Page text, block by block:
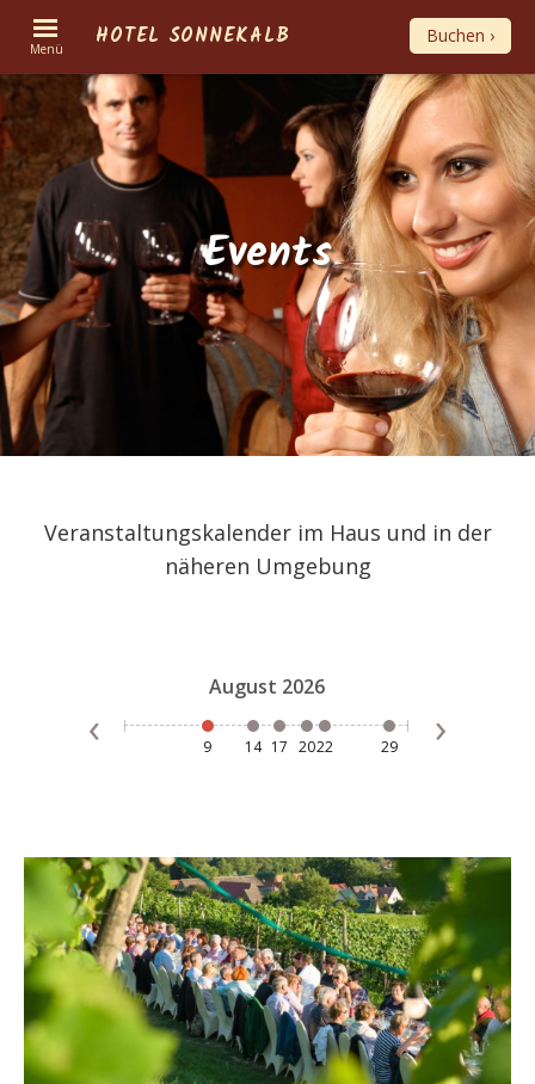
HOTEL SONNEKALB Buchen ›
Menü
Events
Veranstaltungskalender im Haus und in der
näheren Umgebung
August 2026
9 14 17 2022 29